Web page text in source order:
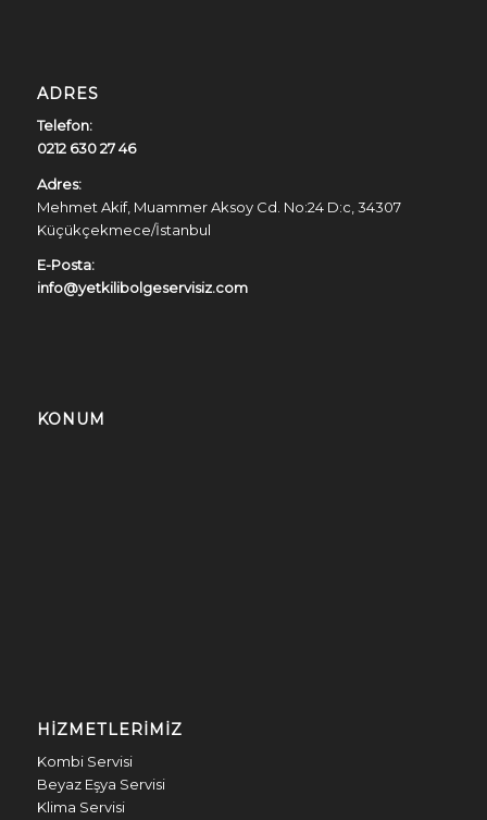
ADRES
Telefon:
0212 630 27 46
Adres:
Mehmet Akif, Muammer Aksoy Cd. No:24 D:c, 34307
Küçükçekmece/İstanbul
E-Posta:
info@yetkilibolgeservisiz.com
KONUM
HIZMETLERIMIZ
Kombi Servisi
Beyaz Eşya Servisi
Klima Servisi